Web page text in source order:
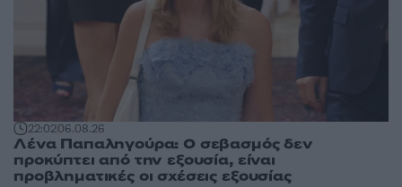
22:0206.08.26
Λένα Παπαληγούρα: Ο σεβασμός δεν
προκύπτει από την εξουσία, είναι
προβληματικές οι σχέσεις εξουσίας